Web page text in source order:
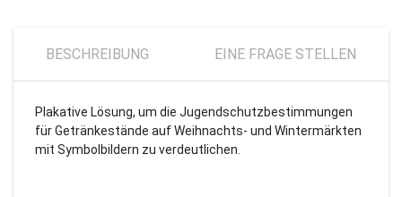
BESCHREIBUNG EINE FRAGE STELLEN
Plakative Lösung, um die Jugendschutzbestimmungen
für Getränkestände auf Weihnachts- und Wintermärkten
mit Symbolbildern zu verdeutlichen.